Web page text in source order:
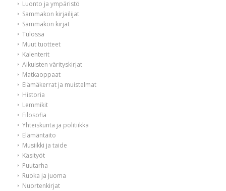
Luonto ja ympäristö
Sammakon kirjailijat
Sammakon kirjat
Tulossa
Muut tuotteet
Kalenterit
Aikuisten värityskirjat
Matkaoppaat
Elämäkerrat ja muistelmat
Historia
Lemmikit
Filosofia
Yhteiskunta ja politiikka
Elämäntaito
Musiikki ja taide
Käsityöt
Puutarha
Ruoka ja juoma
Nuortenkirjat